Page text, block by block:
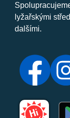
lyžařskými
dalšími.